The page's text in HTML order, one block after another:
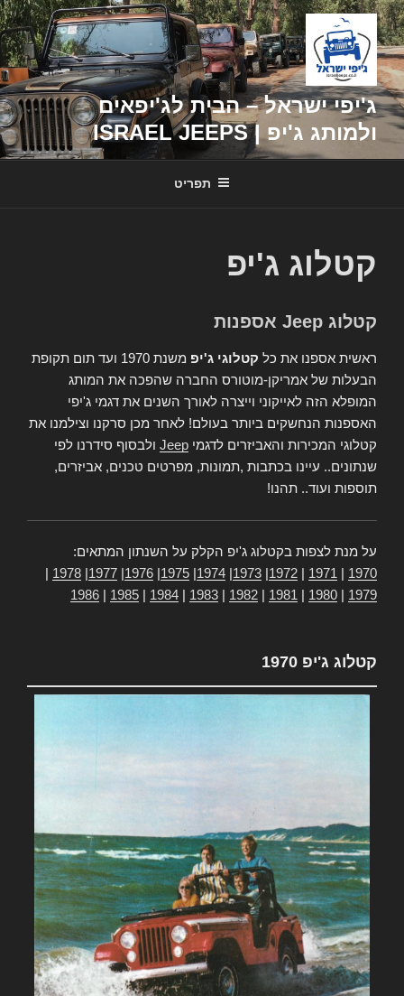
דילוג
לתוכן
ג'יפי ישראל – הבית לג'יפאים
ולמותג ג'יפ | ISRAEL JEEPS
תפריט
קטלוג ג'יפ
קטלוג Jeep אספנות
ראשית אספנו את כל קטלוגי ג'יפ
משנת 1970 ועד תום תקופת
הבעלות של אמריקן-מוטורס החברה שהפכה את המותג
המופלא הזה לאייקוני וייצרה לאורך השנים את דגמי ג'יפי
האספנות הנחשקים ביותר בעולם! לאחר מכן סרקנו וצילמנו את
קטלוגי המכירות והאביזרים לדגמי Jeep ולבסוף סידרנו לפי
שנתונים.. עיינו בכתבות ,תמונות, מפרטים טכנים, אביזרים,
תוספות ועוד.. תהנו!
על מנת לצפות בקטלוג ג'יפ הקלק על השנתון המתאים:
1970
1971
1972
1973
1974
1975
1976
1977
1978
1979
1980
1981
1982
1983
1984
1985
1986
קטלוג ג'יפ 1970